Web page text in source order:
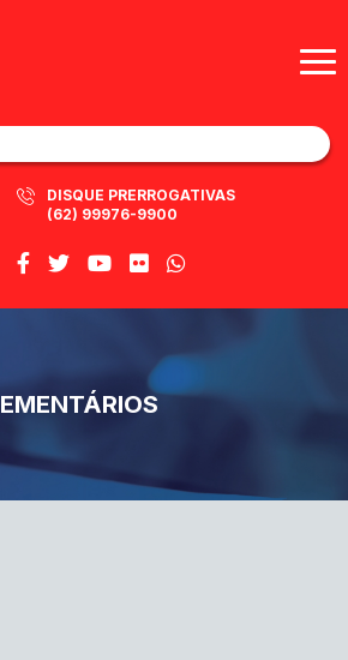
DISQUE PRERROGATIVAS
(62) 99976-9900
EMENTÁRIOS